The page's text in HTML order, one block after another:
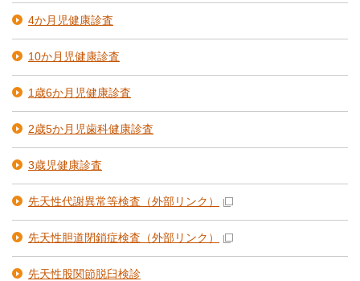
4か月児健康診査
10か月児健康診査
1歳6か月児健康診査
2歳5か月児歯科健康診査
3歳児健康診査
先天性代謝異常等検査 （外部リンク）
先天性胆道閉鎖症検査 （外部リンク）
先天性股関節脱臼検診